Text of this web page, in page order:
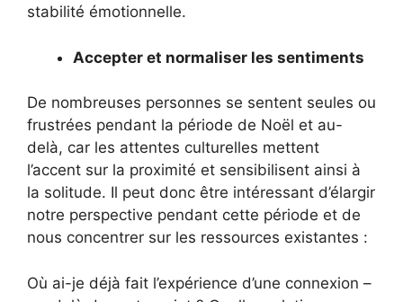
stabilité émotionnelle.
Accepter et normaliser les sentiments
De nombreuses personnes se sentent seules ou
frustrées pendant la période de Noël et au-
delà, car les attentes culturelles mettent
l’accent sur la proximité et sensibilisent ainsi à
la solitude. Il peut donc être intéressant d’élargir
notre perspective pendant cette période et de
nous concentrer sur les ressources existantes :
Où ai-je déjà fait l’expérience d’une connexion –